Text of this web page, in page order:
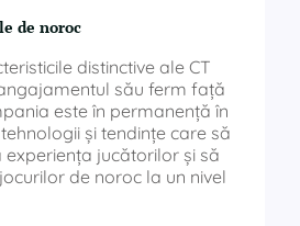
de noroc
distinctive ale CT
său ferm față
este în permanență în
și tendințe care să
jucătorilor și să
de noroc la un nivel